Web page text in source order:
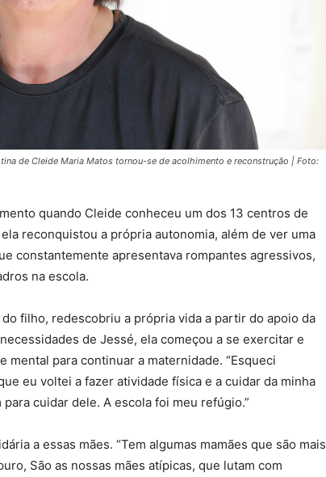
de Cleide Maria Matos tornou-se de acolhimento e reconstrução | Foto:
quando Cleide conheceu um dos 13 centros de
reconquistou a própria autonomia, além de ver uma
constantemente apresentava rompantes agressivos,
na escola.
filho, redescobriu a própria vida a partir do apoio da
de Jessé, ela começou a se exercitar e
para continuar a maternidade. “Esqueci
eu voltei a fazer atividade física e a cuidar da minha
cuidar dele. A escola foi meu refúgio.”
a essas mães. “Tem algumas mamães que são mais
São as nossas mães atípicas, que lutam com